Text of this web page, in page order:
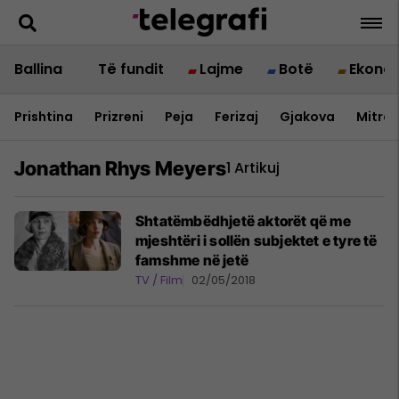
Ballina Të fundit Lajme Botë
Prishtina Prizreni Peja Ferizaj Gjakova
Jonathan Rhys Meyers1 Artikuj
Shtatëmbëdhjetë aktorët që me
mjeshtëri i sollën subjektet e tyre të
famshme në jetë
TV / Film 02/05/2018